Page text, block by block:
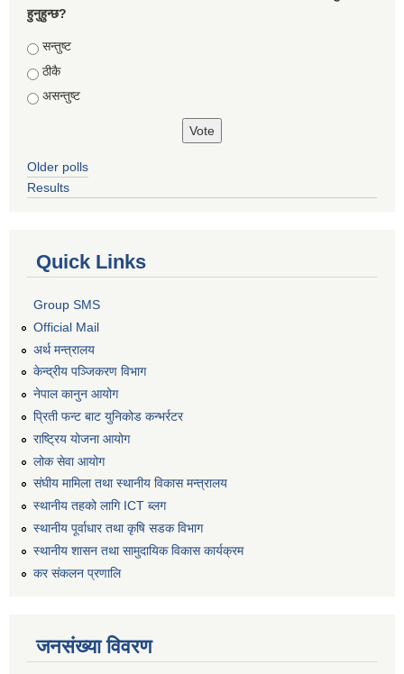
हुनुहुन्छ?
Choices
सन्तुष्ट
ठीकै
असन्तुष्ट
Older polls
Results
Quick Links
Group SMS
Official Mail
अर्थ मन्त्रालय
केन्द्रीय पञ्जिकरण विभाग
नेपाल कानुन आयोग
प्रिती फन्ट बाट युनिकोड कन्भर्रटर
राष्ट्रिय योजना आयोग
लोक सेवा आयोग
संघीय मामिला तथा स्थानीय विकास मन्त्रालय
स्थानीय तहको लागि ICT ब्लग
स्थानीय पूर्वाधार तथा कृषि सडक विभाग
स्थानीय शासन तथा सामुदायिक विकास कार्यक्रम
कर स‌ंकलन प्रणालि
जनसंख्या विवरण